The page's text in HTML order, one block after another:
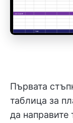
Първата
таблица за
да направите